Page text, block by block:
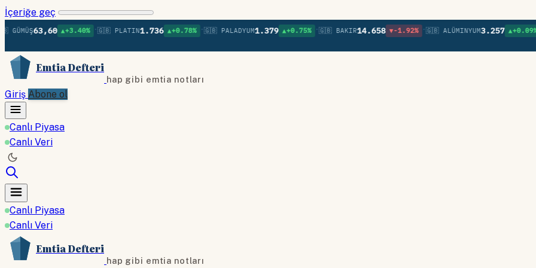
İçeriğe geç
63,60 ▲+3.40% • 🇬🇧 PLATIN1.736 ▲+0.78% •🇬🇧 PALADYUM1.379 ▲+0.75% •🇬🇧 BAKIR 14.658 ▼-1.92% • 🇬🇧 ALÜMINYUM3.257 ▲+0.09% •🇬🇧
Emtia Defteri
hap gibi emtia notları
Giriş Abone ol
Canlı Piyasa
Canlı Veri
Canlı Piyasa
Canlı Veri
Emtia Defteri
hap gibi emtia notları